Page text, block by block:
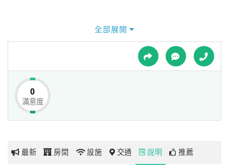
球
網
玩
全部展開
0
滿意度
最新 房間 設施 交通 說明 推薦